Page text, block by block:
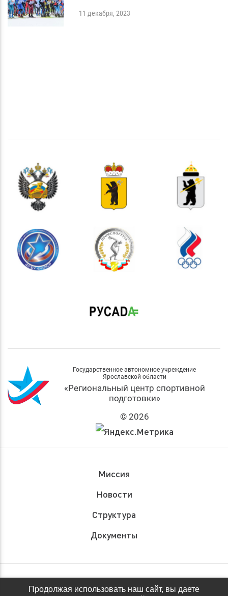
11 декабря, 2023
Государственное автономное учреждение
Ярославской области
«Региональный центр спортивной
подготовки»
© 2026
Миссия
Новости
Структура
Документы
Обращения граждан
Продолжая использовать наш сайт, вы даете